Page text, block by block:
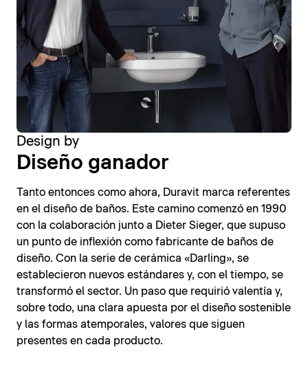
Design by
Diseño ganador
Tanto entonces como ahora, Duravit marca referentes
en el diseño de baños. Este camino comenzó en 1990
con la colaboración junto a Dieter Sieger, que supuso
un punto de inflexión como fabricante de baños de
diseño. Con la serie de cerámica «Darling», se
establecieron nuevos estándares y, con el tiempo, se
transformó el sector. Un paso que requirió valentía y,
sobre todo, una clara apuesta por el diseño sostenible
y las formas atemporales, valores que siguen
presentes en cada producto.